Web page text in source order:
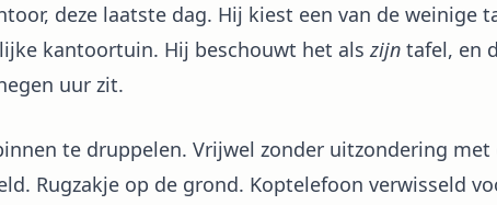
deze laatste dag. Hij kiest een van de weinige
kantoortuin. Hij beschouwt het alszijn tafel, en
uur zit.
te druppelen. Vrijwel zonder uitzondering
Rugzakje op de grond. Koptelefoon verwisseld